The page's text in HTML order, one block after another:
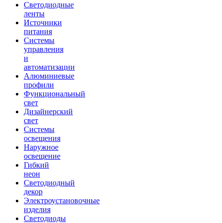
Светодиодные
ленты
Источники
питания
Системы
управления
и
автоматизации
Алюминиевые
профили
Функциональный
свет
Дизайнерский
свет
Системы
освещения
Наружное
освещение
Гибкий
неон
Светодиодный
декор
Электроустановочные
изделия
Светодиоды